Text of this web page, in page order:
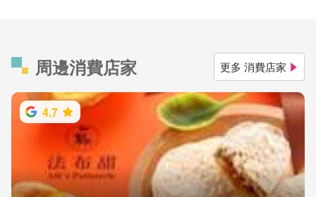
周邊消費店家 更多 消費店家
4.7